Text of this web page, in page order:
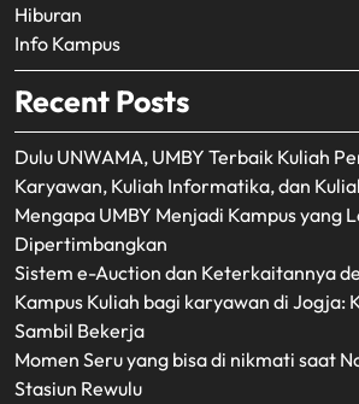
Hiburan
Info Kampus
Recent Posts
Dulu UNWAMA, UMBY Terbaik Kuliah
Karyawan, Kuliah Informatika, dan
Mengapa UMBY Menjadi Kampus yang
Dipertimbangkan
Sistem e-Auction dan Keterkaitannya
Kampus Kuliah bagi karyawan di Jogja:
Sambil Bekerja
Momen Seru yang bisa di nikmati saat
Stasiun Rewulu